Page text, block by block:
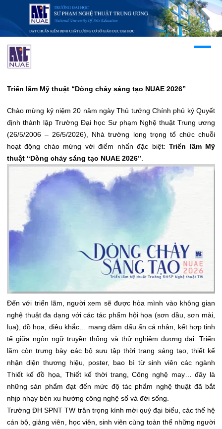
Triển lãm Mỹ thuật “Dòng chảy sáng tạo NUAE 2026”
Chào mừng kỷ niệm 20 năm ngày Thủ tướng Chính phủ ký Quyết
định thành lập Trường Đại học Sư phạm Nghệ thuật Trung ương
(26/5/2006 – 26/5/2026), Nhà trường long trọng tổ chức chuỗi
hoạt động chào mừng với điểm nhấn đặc biệt:Triển lãm Mỹ
thuật “Dòng chảy sáng tạo NUAE 2026”
Đến với triển lãm, người xem sẽ được hòa mình vào không gian
nghệ thuật đa dạng với các tác phẩm hội họa (sơn dầu, sơn mài,
lụa), đồ họa, điêu khắc… mang đậm dấu ấn cá nhân, kết hợp tinh
tế giữa ngôn ngữ truyền thống và thử nghiệm đương đại. Triển
lãm còn trưng bày các bộ sưu tập thời trang sáng tạo, thiết kế
nhận diện thương hiệu, poster, bao bì từ sinh viên các ngành
Thiết kế đồ họa, Thiết kế thời trang, Công nghệ may… đây là
những sản phẩm đạt đến mức độ tác phẩm nghệ thuật đã bắt
nhịp nhạy bén xu hướng công nghệ số và đời sống.
Trường ĐH SPNT TW trân trọng kính mời quý đại biểu, các thế hệ
cán bộ, giảng viên, học viên, sinh viên cùng toàn thể những người